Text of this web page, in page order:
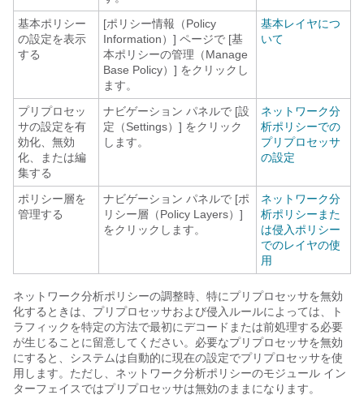
基本ポリシー
の設定を表示
する
[ポリシー情報（Policy
Information）] ページで [基
本ポリシーの管理（Manage
Base Policy）] をクリックし
ます。
基本レイヤにつ
いて
プリプロセッ
サの設定を有
効化、無効
化、または編
集する
ナビゲーション パネルで [設
定（Settings）] をクリック
します。
ネットワーク分
析ポリシーでの
プリプロセッサ
の設定
ポリシー層を
管理する
ナビゲーション パネルで [ポ
リシー層（Policy Layers）]
をクリックします。
ネットワーク分
析ポリシーまた
は侵入ポリシー
でのレイヤの使
用
ネットワーク分析ポリシーの調整時、特にプリプロセッサを無効
化するときは、プリプロセッサおよび侵入ルールによっては、ト
ラフィックを特定の方法で最初にデコードまたは前処理する必要
が生じることに留意してください。必要なプリプロセッサを無効
にすると、システムは自動的に現在の設定でプリプロセッサを使
用します。ただし、ネットワーク分析ポリシーのモジュール イン
ターフェイスではプリプロセッサは無効のままになります。